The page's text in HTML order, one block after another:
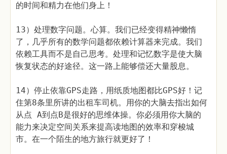
的时间和精力在他们身上！
13）处理数字问题。心算。我们已经变得精神懒惰
了，几乎所有的数学问题都依赖计算器来完成。我们
依赖工具而不是自己思考。处理和记忆数字是使大脑
恢复状态的好途径。这一路上能够偿还大量股息。
14）停止依靠GPS走路，用纸质地图都比GPS好！记
住第8条里所讲的出租车司机。用你的大脑去指出如何
从点 A到点B是很好的思维体操。你必须用你大脑的
能力来决定空间关系来提高读地图的效率和穿梭城
市。在一个陌生的地方旅行就更好了！